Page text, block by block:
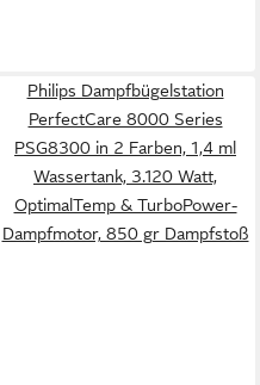
Philips Dampfbügelstation
PerfectCare 8000 Series
PSG8300 in 2 Farben, 1,4 ml
Wassertank, 3.120 Watt,
OptimalTemp & TurboPower-
Dampfmotor, 850 gr Dampfstoß